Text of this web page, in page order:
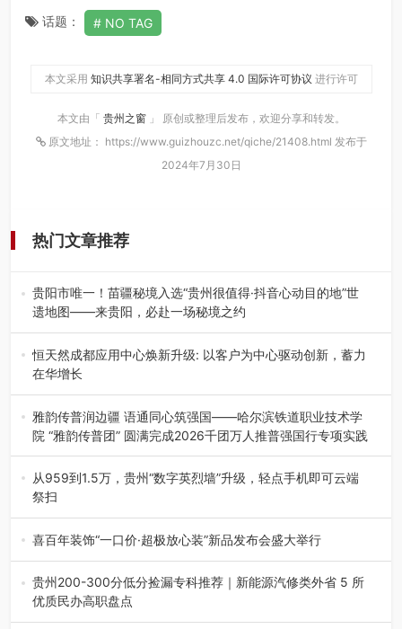
话题： NO TAG
本文采用 知识共享署名-相同方式共享 4.0 国际许可协议 进行许可
本文由「 贵州之窗 」 原创或整理后发布，欢迎分享和转发。
原文地址： https://www.guizhouzc.net/qiche/21408.html 发布于
2024年7月30日
热门文章推荐
贵阳市唯一！苗疆秘境入选“贵州很值得·抖音心动目的地”世
遗地图——来贵阳，必赴一场秘境之约
2026年7月21日，2026年“贵州很值得”暨抖音“心动目的
地”（贵州站）主题…
恒天然成都应用中心焕新升级: 以客户为中心驱动创新，蓄力
在华增长
融合全球研发实力与本土洞察，深化客户共创，赋能西南市
场创新发展 （7月27日，成…
雅韵传普润边疆 语通同心筑强国——哈尔滨铁道职业技术学
院 “雅韵传普团” 圆满完成2026千团万人推普强国行专项实践
为扎实推进2026“千团万人推普强国行”大学生暑期社会实
践，牢牢紧扣 “雅韵传普…
从959到1.5万，贵州“数字英烈墙”升级，轻点手机即可云端
祭扫
八一建军节到来之际，由贵州省退役军人事务厅指导，贵阳
市退役军人事务局联合贵州广电…
喜百年装饰“一口价·超极放心装”新品发布会盛大举行
2026年7月31日，喜百年装饰“一口价·超极放心装”新品发布
会在贵阳隆重举行。…
贵州200-300分低分捡漏专科推荐｜新能源汽修类外省 5 所
优质民办高职盘点
在贵州省高考志愿填报体系中，200至300分数段考生可选择